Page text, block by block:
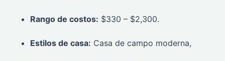
Rango de costos: $330 – $2,300.
Estilos de casa: Casa de campo moderna,